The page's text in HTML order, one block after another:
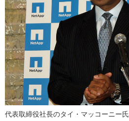
代表取締役社長のタイ・マッコーニー氏